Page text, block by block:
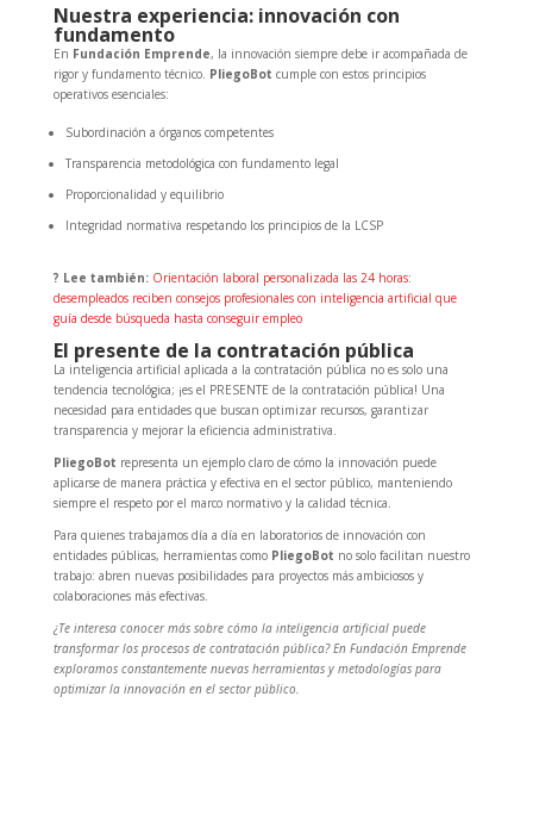
Nuestra experiencia: innovación con
fundamento
En Fundación Emprende, la innovación siempre debe ir acompañada de
rigor y fundamento técnico. PliegoBot cumple con estos principios
operativos esenciales:
Subordinación a órganos competentes
Transparencia metodológica con fundamento legal
Proporcionalidad y equilibrio
Integridad normativa respetando los principios de la LCSP
? Lee también: Orientación laboral personalizada las 24 horas:
desempleados reciben consejos profesionales con inteligencia artificial que
guía desde búsqueda hasta conseguir empleo
El presente de la contratación pública
La inteligencia artificial aplicada a la contratación pública no es solo una
tendencia tecnológica; ¡es el PRESENTE de la contratación pública! Una
necesidad para entidades que buscan optimizar recursos, garantizar
transparencia y mejorar la eficiencia administrativa.
PliegoBot representa un ejemplo claro de cómo la innovación puede
aplicarse de manera práctica y efectiva en el sector público, manteniendo
siempre el respeto por el marco normativo y la calidad técnica.
Para quienes trabajamos día a día en laboratorios de innovación con
entidades públicas, herramientas como PliegoBot no solo facilitan nuestro
trabajo: abren nuevas posibilidades para proyectos más ambiciosos y
colaboraciones más efectivas.
¿Te interesa conocer más sobre cómo la inteligencia artificial puede
transformar los procesos de contratación pública? En Fundación Emprende
exploramos constantemente nuevas herramientas y metodologías para
optimizar la innovación en el sector público.